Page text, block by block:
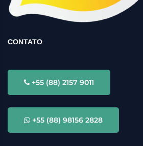
CONTATO
+55 (88) 2157 9011
+55 (88) 98156 2828